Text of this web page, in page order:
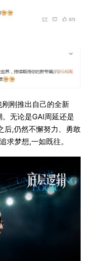
刚推出自己的全新
无论是GAI周延还是
后,仍然不懈努力、勇敢
求梦想,一如既往。